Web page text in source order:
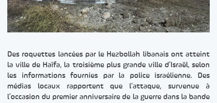
Des roquettes lancées par le Hezbollah libanais ont atteint
la ville de Haïfa, la troisième plus grande ville d’Israël, selon
les informations fournies par la police israélienne. Des
médias locaux rapportent que l’attaque, survenue à
l’occasion du premier anniversaire de la guerre dans la bande